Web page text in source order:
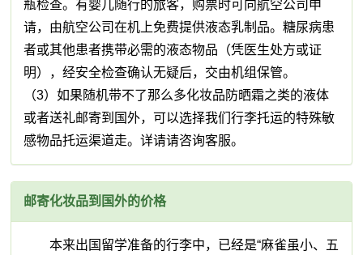
瓶检查。有婴儿随行的旅客，购票时可向航空公司申
请，由航空公司在机上免费提供液态乳制品。糖尿病患
者或其他患者携带必需的液态物品（凭医生处方或证
明），经安全检查确认无疑后，交由机组保管。
（3）如果随机带不了那么多化妆品防晒霜之类的液体
或者送礼邮寄到国外，可以选择我们行李托运的特殊敏
感物品托运渠道走。详请请咨询客服。
邮寄化妆品到国外的价格
本来出国留学准备的行李中，已经是“麻雀虽小、五